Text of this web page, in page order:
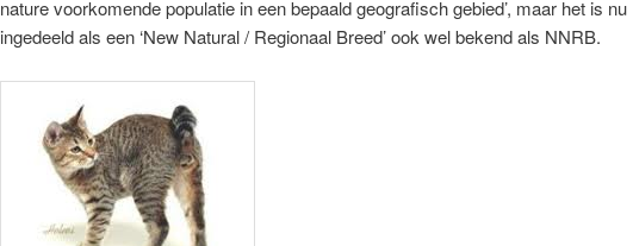
nature voorkomende populatie in een bepaald geografisch gebied’, maar het is nu
ingedeeld als een ‘New Natural / Regionaal Breed’ ook wel bekend als NNRB.